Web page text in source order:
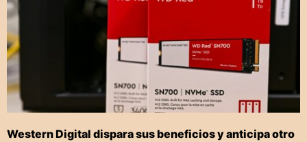
Western Digital dispara sus beneficios y anticipa otro